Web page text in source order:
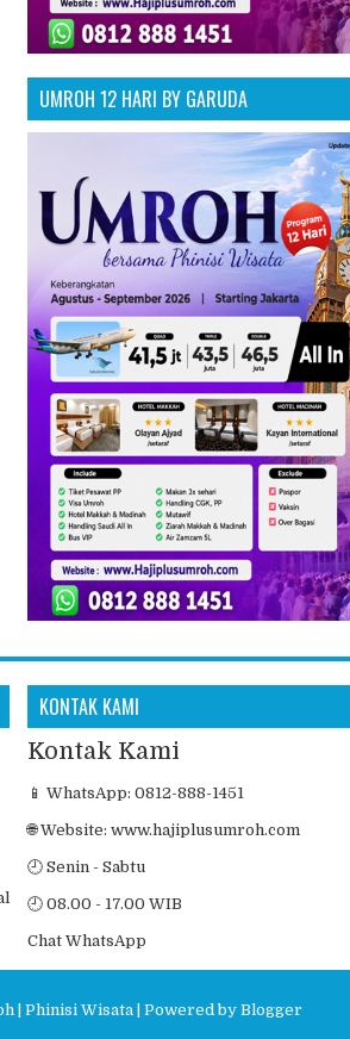
UMROH 12 HARI BY GARUDA
KONTAK KAMI
Kontak Kami
📱 WhatsApp: 0812-888-1451
🌐 Website: www.hajiplusumroh.com
🕘 Senin - Sabtu
🕘 08.00 - 17.00 WIB
Chat WhatsApp
| Phinisi Wisata | Powered by Blogger